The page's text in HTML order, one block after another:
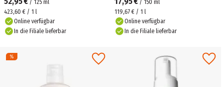
/ 125 ml
423,60 € / 1 l
Online verfügbar
In die Filiale lieferbar
/ 150 ml
119,67 € / 1 l
Online verfügbar
In die Filiale lieferbar